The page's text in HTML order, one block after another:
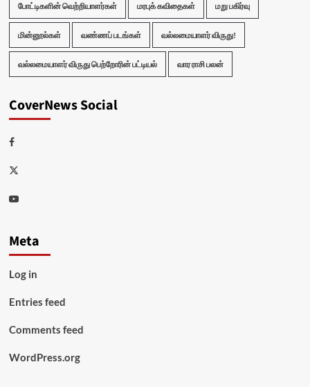
போட்டிகளின் வெற்றியாளர்கள் மரபுக் கவிதைகள் மறு பகிர்வு
மின்னூல்கள் வண்ணப் படங்கள் வல்லமையாளர் விருது!
வல்லமையாளர் விருது பெற்றோரின் பட்டியல் வார ராசி பலன்
CoverNews Social
Facebook
Twitter
Youtube
Meta
Log in
Entries feed
Comments feed
WordPress.org